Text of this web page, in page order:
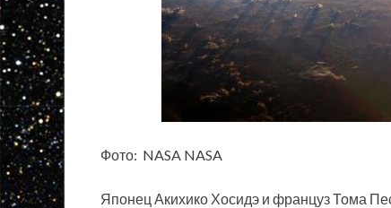
Фото: NASA NASA
Японец Акихико Хосидэ и француз Тома